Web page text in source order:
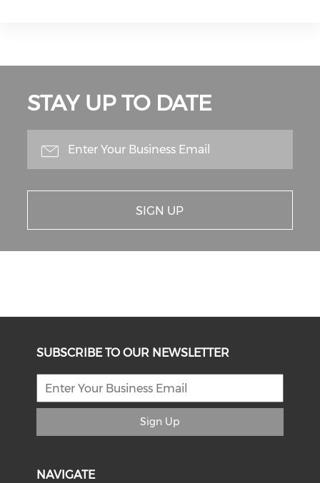
STAY UP TO DATE
SIGN UP
SUBSCRIBE TO OUR NEWSLETTER
Sign Up
NAVIGATE